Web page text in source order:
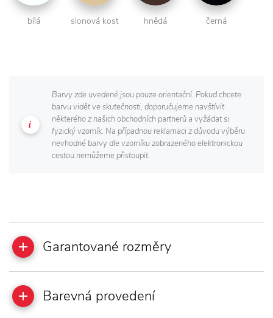
bílá slonová kost hnědá černá
Barvy zde uvedené jsou pouze orientační. Pokud chcete
barvu vidět ve skutečnosti, doporučujeme navštívit
některého z našich obchodních partnerů a vyžádat si
fyzický vzorník. Na případnou reklamaci z důvodu výběru
nevhodné barvy dle vzorníku zobrazeného elektronickou
cestou nemůžeme přistoupit.
Garantované rozměry
Barevná provedení